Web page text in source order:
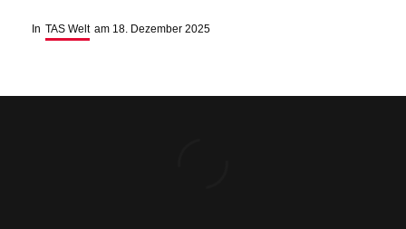
In TAS Welt am 18. Dezember 2025